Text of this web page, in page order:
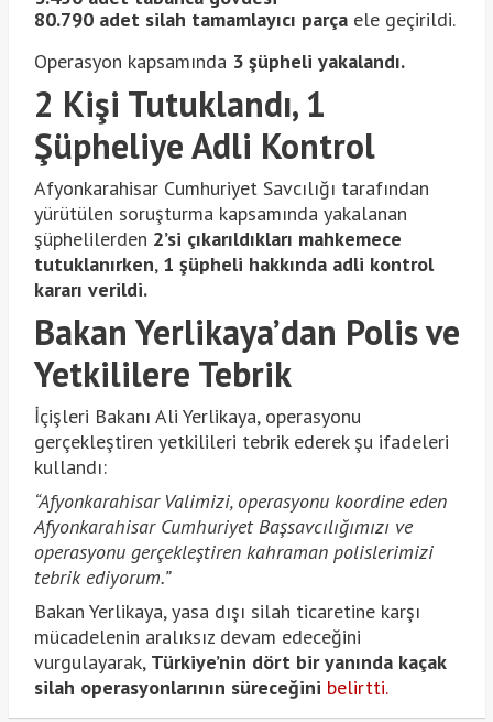
80.790 adet silah tamamlayıcı parçaele geçirildi.
Operasyon kapsamında 3 şüpheli yakalandı.
2 Kişi Tutuklandı, 1
Şüpheliye Adli Kontrol
Afyonkarahisar Cumhuriyet Savcılığı tarafından
yürütülen soruşturma kapsamında yakalanan
şüphelilerden 2’si çıkarıldıkları mahkemece
tutuklanırken, 1 şüpheli hakkında adli kontrol
kararı verildi.
Bakan Yerlikaya’dan Polis ve
Yetkililere Tebrik
İçişleri Bakanı Ali Yerlikaya, operasyonu
gerçekleştiren yetkilileri tebrik ederek şu ifadeleri
kullandı:
“Afyonkarahisar Valimizi, operasyonu koordine eden
Afyonkarahisar Cumhuriyet Başsavcılığımızı ve
operasyonu gerçekleştiren kahraman polislerimizi
tebrik ediyorum.”
Bakan Yerlikaya, yasa dışı silah ticaretine karşı
mücadelenin aralıksız devam edeceğini
vurgulayarak, Türkiye’nin dört bir yanında kaçak
silah operasyonlarının süreceğini belirtti.